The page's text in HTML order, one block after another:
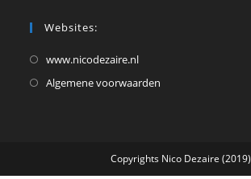
Websites:
www.nicodezaire.nlOpent
in
Algemene voorwaarden
tab
Copyrights Nico Dezaire (2019)